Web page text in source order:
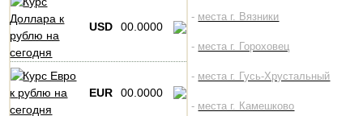
USD 00.0000
EUR 00.0000
- места г. Вязники
- места г. Гороховец
- места г. Гусь-Хрустальный
- места г. Камешково